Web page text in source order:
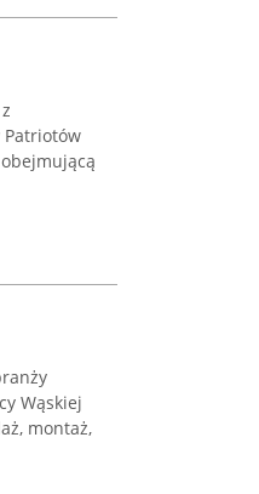
Wąskiej
montaż,